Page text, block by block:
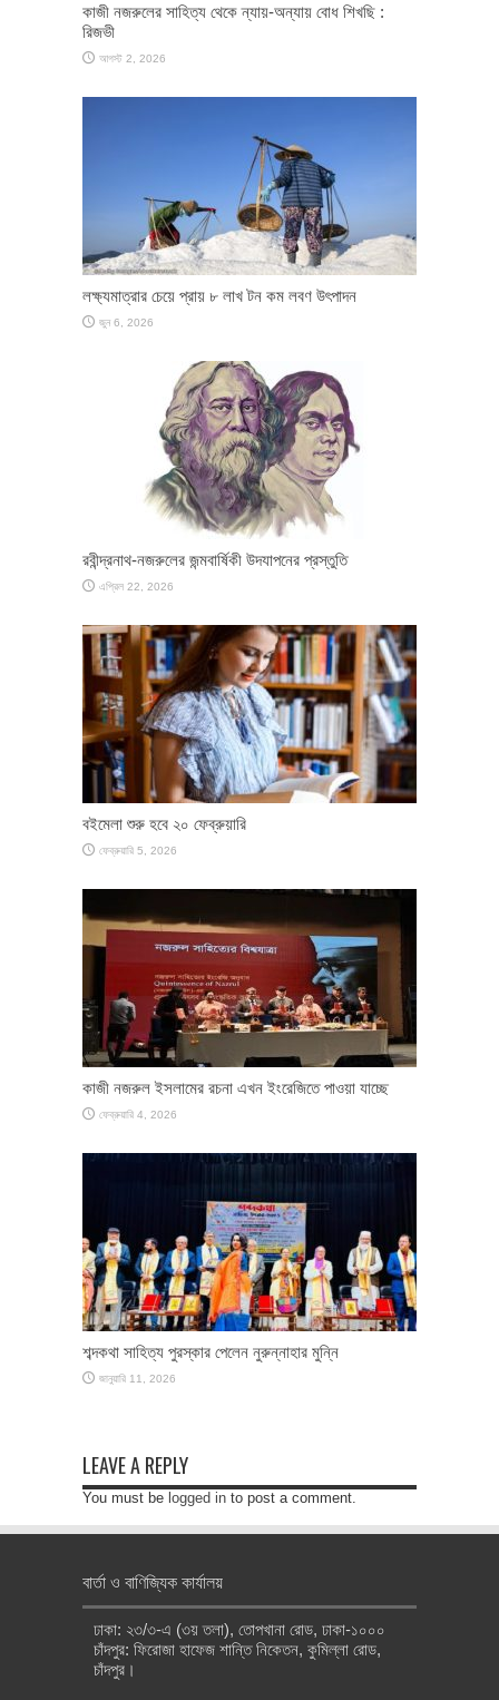
কাজী নজরুলের সাহিত্য থেকে ন্যায়-অন্যায় বোধ শিখছি :
রিজভী
আগস্ট 2, 2026
লক্ষ্যমাত্রার চেয়ে প্রায় ৮ লাখ টন কম লবণ উৎপাদন
জুন 6, 2026
রবীন্দ্রনাথ-নজরুলের জন্মবার্ষিকী উদযাপনের প্রস্তুতি
এপ্রিল 22, 2026
বইমেলা শুরু হবে ২০ ফেব্রুয়ারি
ফেব্রুয়ারি 5, 2026
কাজী নজরুল ইসলামের রচনা এখন ইংরেজিতে পাওয়া যাচ্ছে
ফেব্রুয়ারি 4, 2026
শব্দকথা সাহিত্য পুরস্কার পেলেন নুরুন্নাহার মুন্নি
জানুয়ারি 11, 2026
LEAVE A REPLY
You must be logged in to post a comment.
বার্তা ও বাণিজ্যিক কার্যালয়
ঢাকা: ২৩/৩-এ (৩য় তলা), তোপখানা রোড, ঢাকা-১০০০
চাঁদপুর: ফিরোজা হাফেজ শান্তি নিকেতন, কুমিল্লা রোড,
চাঁদপুর।